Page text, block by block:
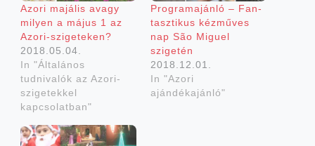
Azo­ri majá­lis avagy
milyen a május 1 az
Azori-szigeteken?
2018.05.04.
In "Általános
tudnivalók az Azori-
szigetekkel
kapcsolatban"
Prog­ram­aján­ló – Fan­
tasz­ti­kus kéz­mű­ves
nap São Miguel
szigetén
2018.12.01.
In "Azori
ajándékajánló"